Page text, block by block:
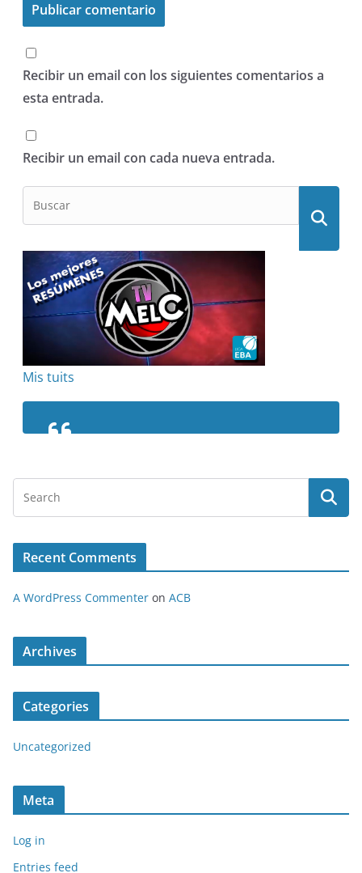
Recibir un email con los siguientes comentarios a
esta entrada.
Recibir un email con cada nueva entrada.
Mis tuits
Recent Comments
A WordPress Commenter on ACB
Archives
Categories
Uncategorized
Meta
Log in
Entries feed